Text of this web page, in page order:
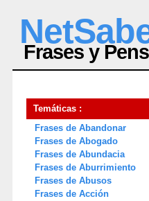
Frases y
Temáticas :
Frases de Abandonar
Frases de Abogado
Frases de Abundacia
Frases de Aburrimiento
Frases de Abusos
Frases de Acción